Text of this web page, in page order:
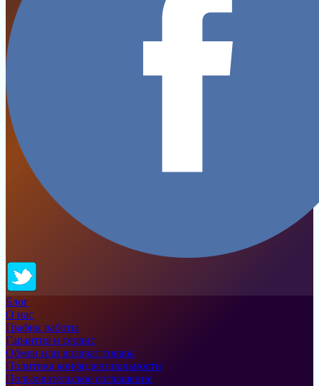
Блог
О нас
График работы
Гарантия и сервис
Обмен или возврат товара
Политика конфиденциальности
Пользовательское соглашение